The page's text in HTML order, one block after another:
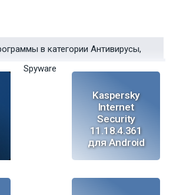
в категории Антивирусы,
Spyware
Kaspersky
Internet
Security
11.18.4.361
для Android